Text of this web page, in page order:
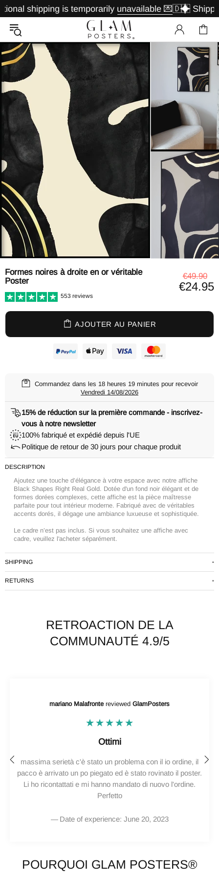
is temporarily unavailable 💌🇩🇪 Shipping
Formes noires à droite en or véritable
Poster
€49.90
€24.95
553 reviews
AJOUTER AU PANIER
Commandez dans les 18 heures 19 minutes pour recevoir
Vendredi 14/08/2026
15% de réduction sur la première commande - inscrivez-
vous à notre newsletter
100% fabriqué et expédié depuis l'UE
Politique de retour de 30 jours pour chaque produit
DESCRIPTION
Ajoutez une touche d’élégance à votre espace avec notre affiche
Black Shapes Right Real Gold. Dotée d'un fond noir élégant et de
formes dorées complexes, cette affiche est la pièce maîtresse
parfaite pour tout intérieur moderne. Fabriqué avec de véritables
accents dorés, il dégage une ambiance luxueuse et sophistiquée.
Le cadre n’est pas inclus. Si vous souhaitez une affiche avec
cadre, veuillez l'acheter séparément.
SHIPPING
Order preparation time: 1-2 business days.
We provide free shipping for all orders over 69€.
RETURNS
The cost of the return is borne by the buyer.
Please pack the products in the same manner as received. For us
to process your return, we must receive the products in good
Refunds will be processed within 14 days of receiving the returned
In case of an exchange, please return the original order and place a
Addresses for our warehouses:
Return Address (Germany):
B70 0DA West Bromwich,
UNITED KINGDOM
RETROACTION DE LA
COMMUNAUTÉ 4.9/5
mariano Malafronte reviewed GlamPosters
Ottimi
massima serietà c'è stato un problema con il io ordine, il
pacco è arrivato un po piegato ed è stato rovinato il poster.
Li ho ricontattati e mi hanno mandato di nuovo l'ordine.
Perfetto
— Date of experience: June 20, 2023
POURQUOI GLAM POSTERS®